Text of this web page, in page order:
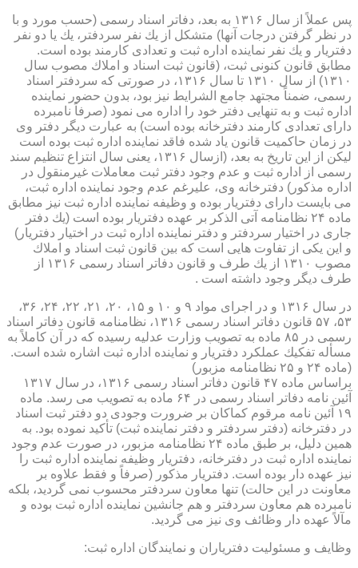
پس عملاً از سال ۱۳۱۶ به بعد، دفاتر اسناد رسمی (حسب مورد و با
در نظر گرفتن درجات آنها) متشكل از یك نفر سردفتر، یك یا دو نفر
دفتریار و یك نفر نماینده اداره ثبت و تعدادی كارمند بوده است.
مطابق قانون كنونی ثبت، (قانون ثبت اسناد و املاك مصوب سال
۱۳۱۰) از سال ۱۳۱۰ تا سال ۱۳۱۶، در صورتی كه سردفتر اسناد
رسمی، ضمناً مجتهد جامع الشرایط نیز بود، بدون حضور نماینده
اداره ثبت و به تنهایی دفتر خود را اداره می نمود (صرفاً نامبرده
دارای تعدادی كارمند دفترخانه بوده است) به عبارت دیگر دفتر وی
در زمان حاكمیت قانون یاد شده فاقد نماینده اداره ثبت بوده است
لیكن از این تاریخ به بعد، (ازسال ۱۳۱۶، یعنی سال انتزاع تنظیم سند
رسمی از اداره ثبت و عدم وجود دفتر ثبت معاملات غیرمنقول در
اداره مذكور) دفترخانه وی، علیرغم عدم وجود نماینده اداره ثبت،
می بایست دارای دفتریار بوده و وظیفه نماینده اداره ثبت نیز مطابق
ماده ۲۴ نظامنامه آتی الذكر بر عهده دفتریار بوده است (یك دفتر
جاری در اختیار سردفتر و دفتر نماینده اداره ثبت در اختیار دفتریار)
و این یكی از تفاوت هایی است كه بین قانون ثبت اسناد و املاك
مصوب ۱۳۱۰ از یك طرف و قانون دفاتر اسناد رسمی ۱۳۱۶ از
طرف دیگر وجود داشته است .
در سال ۱۳۱۶ و در اجرای مواد ۹ و ۱۰ و ۱۵، ۲۰، ۲۱، ۲۲، ۲۴، ۳۶،
۵۳، ۵۷ قانون دفاتر اسناد رسمی ۱۳۱۶، نظامنامه قانون دفاتر اسناد
رسمی در ۸۵ ماده به تصویب وزارت عدلیه رسیده كه در آن كاملاً به
مسأله تفكیك عملكرد دفتریار و نماینده اداره ثبت اشاره شده است.
(ماده ۲۴ و ۲۵ نظامنامه مزبور)
براساس ماده ۴۷ قانون دفاتر اسناد رسمی ۱۳۱۶، در سال ۱۳۱۷
آئین نامه دفاتر اسناد رسمی در ۶۴ ماده به تصویب می رسد. ماده
۱۹ آئین نامه مرقوم كماكان بر ضرورت وجودی دو دفتر ثبت اسناد
در دفترخانه (دفتر سردفتر و دفتر نماینده ثبت) تأكید نموده بود. به
همین دلیل، بر طبق ماده ۲۴ نظامنامه مزبور، در صورت عدم وجود
نماینده اداره ثبت در دفترخانه، دفتریار وظیفه نماینده اداره ثبت را
نیز عهده دار بوده است. دفتریار مذكور (صرفاً و فقط علاوه بر
معاونت در این حالت) تنها معاون سردفتر محسوب نمی گردید، بلكه
نامبرده هم معاون سردفتر و هم جانشین نماینده اداره ثبت بوده و
مآلاً عهده دار وظائف وی نیز می گردید.
وظایف و مسئولیت دفتریاران و نمایندگان اداره ثبت: